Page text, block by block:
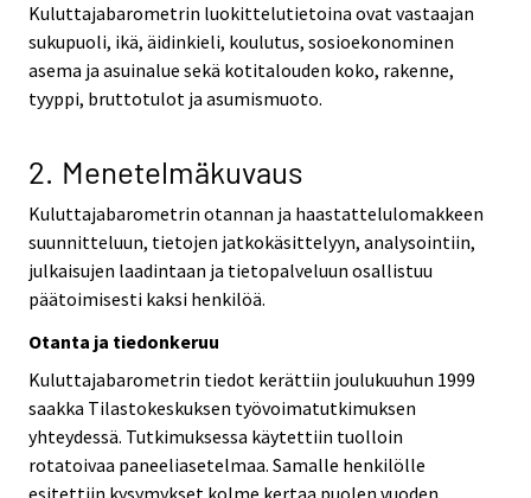
Kuluttajabarometrin luokittelutietoina ovat vastaajan
sukupuoli, ikä, äidinkieli, koulutus, sosioekonominen
asema ja asuinalue sekä kotitalouden koko, rakenne,
tyyppi, bruttotulot ja asumismuoto.
2. Menetelmäkuvaus
Kuluttajabarometrin otannan ja haastattelulomakkeen
suunnitteluun, tietojen jatkokäsittelyyn, analysointiin,
julkaisujen laadintaan ja tietopalveluun osallistuu
päätoimisesti kaksi henkilöä.
Otanta ja tiedonkeruu
Kuluttajabarometrin tiedot kerättiin joulukuuhun 1999
saakka Tilastokeskuksen työvoimatutkimuksen
yhteydessä. Tutkimuksessa käytettiin tuolloin
rotatoivaa paneeliasetelmaa. Samalle henkilölle